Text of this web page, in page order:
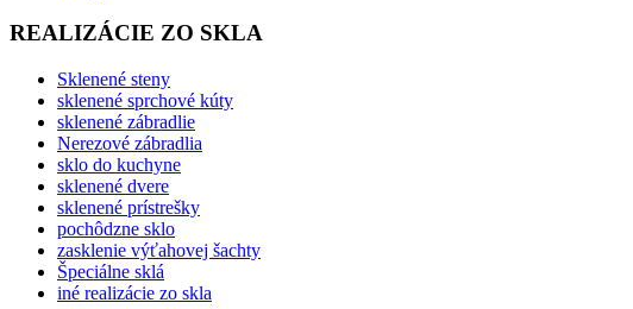
REALIZÁCIE ZO SKLA
Sklenené steny
sklenené sprchové kúty
sklenené zábradlie
Nerezové zábradlia
sklo do kuchyne
sklenené dvere
sklenené prístrešky
pochôdzne sklo
zasklenie výťahovej šachty
Špeciálne sklá
iné realizácie zo skla